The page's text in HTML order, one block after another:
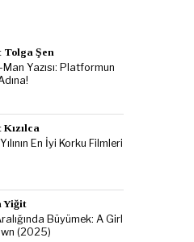
Şen
Man Yazısı: Platformun
En İyi Korku Filmleri
Yiğit
Büyümek: A Girl
(2025)